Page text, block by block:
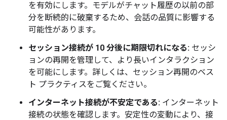
を有効にします。モデルがチャット履歴の以前の部
分を断続的に破棄するため、会話の品質に影響する
可能性があります。
セッション接続が 10 分後に期限切れになる: セッシ
ョンの再開を管理して、より長いインタラクション
を可能にします。詳しくは、セッション再開のベス
ト プラクティスをご覧ください。
インターネット接続が不安定である: インターネット
接続の状態を確認します。安定性の変動により、接